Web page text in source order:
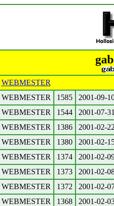
WEBMESTER
WEBMESTER
1585
2001-09-
WEBMESTER
1544
2001-07-
WEBMESTER
1386
2001-02-
WEBMESTER
1380
2001-02-
WEBMESTER
1374
2001-02-
WEBMESTER
1373
2001-02-
WEBMESTER
1372
2001-02-
WEBMESTER
1368
2001-02-